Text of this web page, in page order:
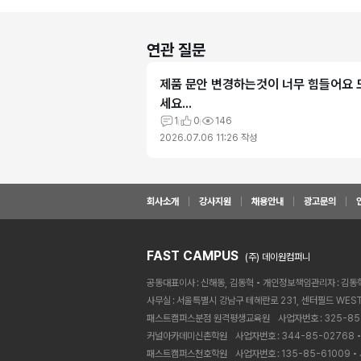
연관 질문
제품 문안 변경하는것이 너무 힘들어요
세요...
1 0
146
2026.07.06 11:26 작성
회사소개 강사지원 채용안내 광고문의
FAST CAMPUS (주) 데이원컴퍼니
공동대표이사 신해동, 김동혁 개인정보책임관리자
김동
사무실 서울특별시 강남구 테헤란로 231, 센터필드
패스트캠퍼스분점 원격평생교육원ㅤ 사업자번호 325-
커널아카데미신촌학원ㅤ 사업자번호 344-85-02768
패스트캠퍼스천호학원ㅤ 사업자번호 135-85-61009